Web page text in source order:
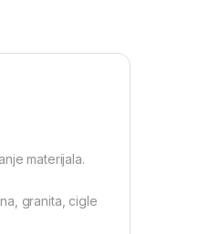
materijala.
granita, cigle